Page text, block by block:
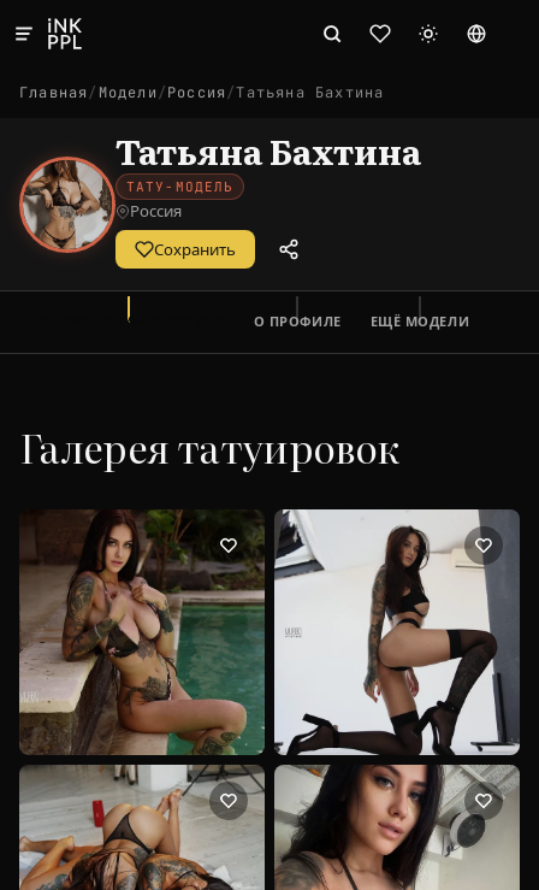
Главная/ Модели/Россия/Татьяна Бахтина
Татьяна Бахтина
ТАТУ-МОДЕЛЬ
Россия
Сохранить
ГАЛЕРЕЯ ТАТУИРОВОК (10) О ПРОФИЛЕ ЕЩЁ МОДЕЛИ
Галерея татуировок